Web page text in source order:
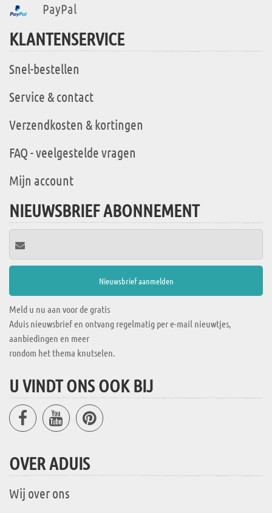
PayPal
KLANTENSERVICE
Snel-bestellen
Service & contact
Verzendkosten & kortingen
FAQ - veelgestelde vragen
Mijn account
NIEUWSBRIEF ABONNEMENT
Meld u nu aan voor de gratis
Aduis nieuwsbrief en ontvang regelmatig per e-mail nieuwtjes,
aanbiedingen en meer
rondom het thema knutselen.
U VINDT ONS OOK BIJ
OVER ADUIS
Wij over ons